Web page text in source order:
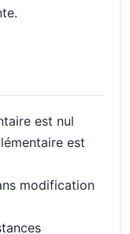
est nul
est
modification